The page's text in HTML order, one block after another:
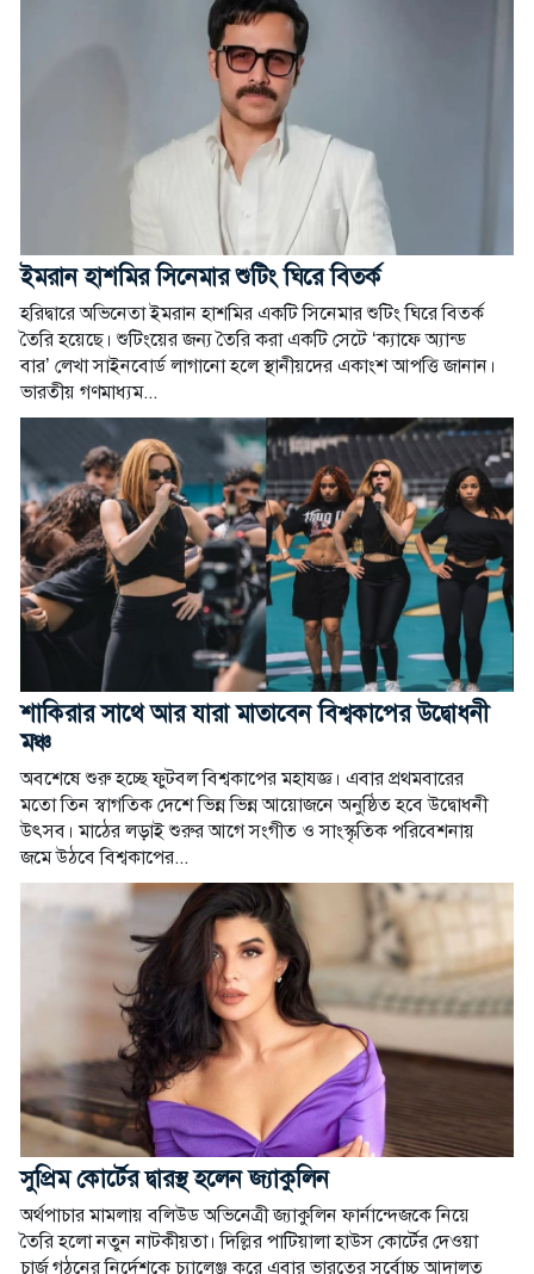
ইমরান হাশমির সিনেমার শুটিং ঘিরে বিতর্ক
হরিদ্বারে অভিনেতা ইমরান হাশমির একটি সিনেমার শুটিং ঘিরে বিতর্ক
তৈরি হয়েছে। শুটিংয়ের জন্য তৈরি করা একটি সেটে ‘ক্যাফে অ্যান্ড
বার’ লেখা সাইনবোর্ড লাগানো হলে স্থানীয়দের একাংশ আপত্তি জানান।
ভারতীয় গণমাধ্যম...
শাকিরার সাথে আর যারা মাতাবেন বিশ্বকাপের উদ্বোধনী
মঞ্চ
অবশেষে শুরু হচ্ছে ফুটবল বিশ্বকাপের মহাযজ্ঞ। এবার প্রথমবারের
মতো তিন স্বাগতিক দেশে ভিন্ন ভিন্ন আয়োজনে অনুষ্ঠিত হবে উদ্বোধনী
উৎসব। মাঠের লড়াই শুরুর আগে সংগীত ও সাংস্কৃতিক পরিবেশনায়
জমে উঠবে বিশ্বকাপের...
সুপ্রিম কোর্টের দ্বারস্থ হলেন জ্যাকুলিন
অর্থপাচার মামলায় বলিউড অভিনেত্রী জ্যাকুলিন ফার্নান্দেজকে নিয়ে
তৈরি হলো নতুন নাটকীয়তা। দিল্লির পাটিয়ালা হাউস কোর্টের দেওয়া
চার্জ গঠনের নির্দেশকে চ্যালেঞ্জ করে এবার ভারতের সর্বোচ্চ আদালত